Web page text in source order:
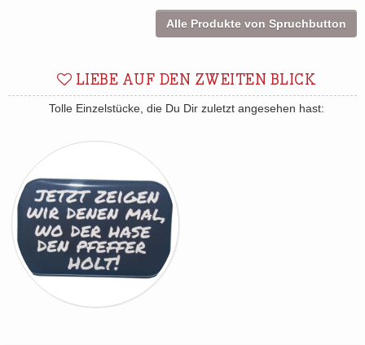
Alle Produkte von Spruchbutton
LIEBE AUF DEN ZWEITEN BLICK
Tolle Einzelstücke, die Du Dir zuletzt angesehen hast: